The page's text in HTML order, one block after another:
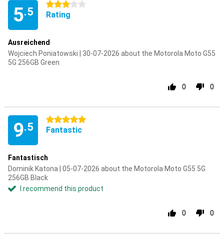
5.5
3 stars
Rating
Ausreichend
Wojciech Poniatowski | 30-07-2026 about the Motorola Moto G55
5G 256GB Green
0 0
9.5
5 stars
Fantastic
Fantastisch
Dominik Katona | 05-07-2026 about the Motorola Moto G55 5G
256GB Black
I recommend this product
0 0